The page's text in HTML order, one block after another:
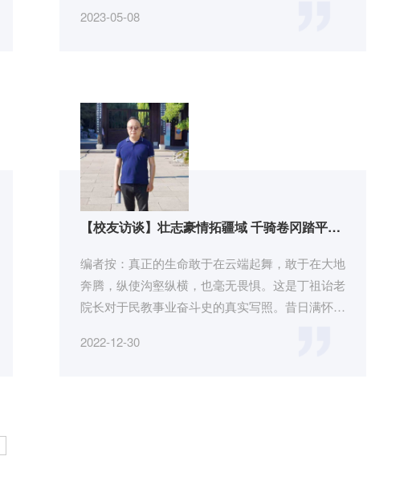
2023-05-08
【校友访谈】壮志豪情拓疆域 千骑卷冈踏平川
份有限公司理事长狄向辉
编者按：真正的生命敢于在云端起舞，敢于在大地
奔腾，纵使沟壑纵横，也毫无畏惧。这是丁祖诒老
院长对于民教事业奋斗史的真实写照。昔日满怀豪
2022-12-30